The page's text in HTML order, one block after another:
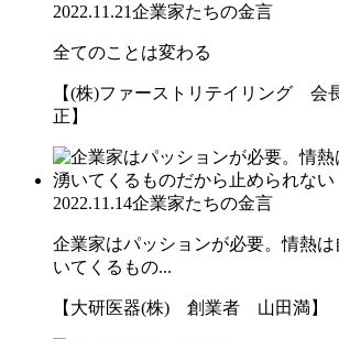
2022.11.21企業家たちの金言
全てのことは変わる
【(株)ファーストリテイリング
正】
2022.11.14企業家たちの金言
企業家はパッションが必要。情熱
いてくるもの...
【大研医器(株) 創業者 山田満】